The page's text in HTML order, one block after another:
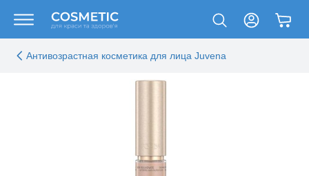
Антивозрастная косметика для лица Juvena